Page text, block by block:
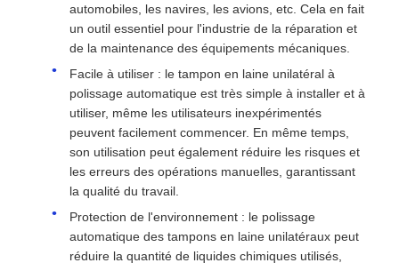
automobiles, les navires, les avions, etc. Cela en fait
un outil essentiel pour l'industrie de la réparation et
de la maintenance des équipements mécaniques.
Facile à utiliser : le tampon en laine unilatéral à
polissage automatique est très simple à installer et à
utiliser, même les utilisateurs inexpérimentés
peuvent facilement commencer. En même temps,
son utilisation peut également réduire les risques et
les erreurs des opérations manuelles, garantissant
la qualité du travail.
Protection de l'environnement : le polissage
automatique des tampons en laine unilatéraux peut
réduire la quantité de liquides chimiques utilisés,